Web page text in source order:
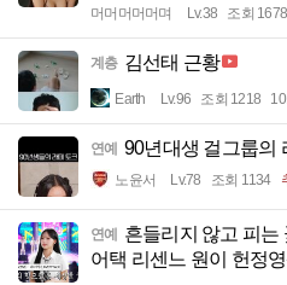
머머머머머며 Lv.38 조회 1678
계층 김선태 근황
Earth Lv.96 조회 1218
연예 90년대생 걸그룹의
노윤서 Lv.78 조회 1134
연예
흔들리지 않고 피는
어택 리센느 원이 헌정